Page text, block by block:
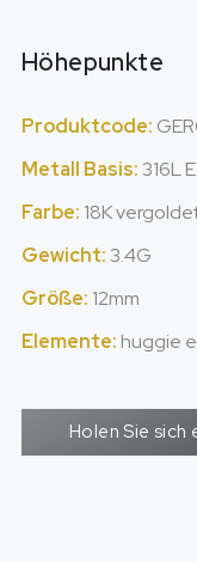
Höhepunkte
Produktcode:
Metall Basis: 316L
Farbe: 18K
Gewicht: 3.4G
Größe: 12mm
Elemente: huggie
Holen Sie